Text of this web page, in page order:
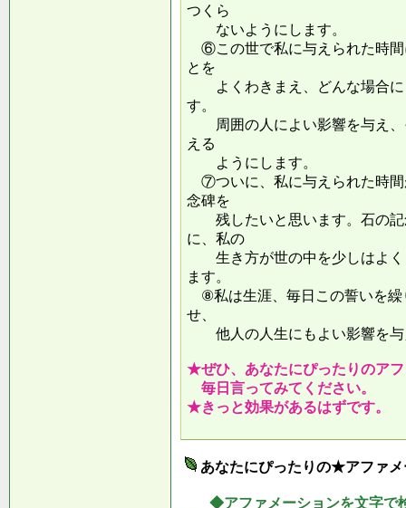
つくら
ないようにします。
⑥この世で私に与えられた時間
とを
よくわきまえ、どんな場合に
す。
周囲の人によい影響を与え、
える
ようにします。
⑦ついに、私に与えられた時間
念碑を
残したいと思います。石の記
に、私の
生き方が世の中を少しはよく
ます。
⑧私は生涯、毎日この誓いを繰
せ、
他人の人生にもよい影響
★ぜひ、あなたにぴったりのア
毎日言ってみてください。
★きっと効果があるはずです。
あなたにぴったりの★アファ
◆アファメーションを文字で